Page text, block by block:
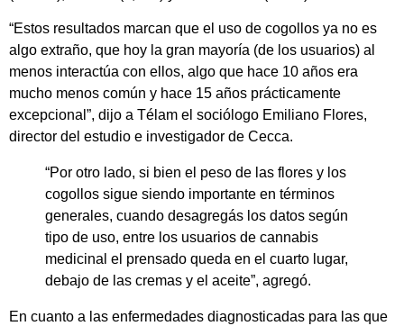
“Estos resultados marcan que el uso de cogollos ya no es
algo extraño, que hoy la gran mayoría (de los usuarios) al
menos interactúa con ellos, algo que hace 10 años era
mucho menos común y hace 15 años prácticamente
excepcional”, dijo a Télam el sociólogo Emiliano Flores,
director del estudio e investigador de Cecca.
“Por otro lado, si bien el peso de las flores y los
cogollos sigue siendo importante en términos
generales, cuando desagregás los datos según
tipo de uso, entre los usuarios de cannabis
medicinal el prensado queda en el cuarto lugar,
debajo de las cremas y el aceite”, agregó.
En cuanto a las enfermedades diagnosticadas para las que